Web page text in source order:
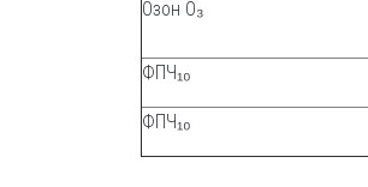
Озон O₃
ФПЧ₁₀
ФПЧ₁₀